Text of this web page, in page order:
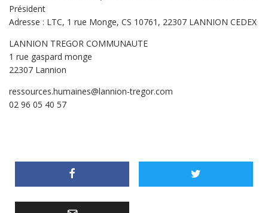
Président
Adresse : LTC, 1 rue Monge, CS 10761, 22307 LANNION CEDEX
LANNION TREGOR COMMUNAUTE
1 rue gaspard monge
22307 Lannion
ressources.humaines@lannion-tregor.com
02 96 05 40 57